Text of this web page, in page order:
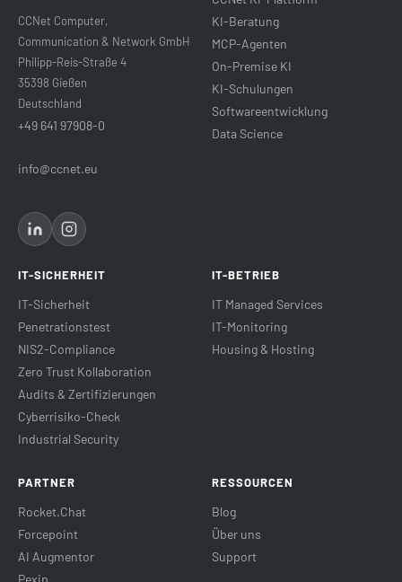
CCNet Computer,
Communication & Network GmbH
Philipp-Reis-Straße 4
35398 Gießen
Deutschland
+49 641 97908-0
info@ccnet.eu
KI-Beratung
MCP-Agenten
On-Premise KI
KI-Schulungen
Softwareentwicklung
Data Science
IT-SICHERHEIT
IT-Sicherheit
Penetrationstest
NIS2-Compliance
Zero Trust Kollaboration
Audits & Zertifizierungen
Cyberrisiko-Check
Industrial Security
IT-BETRIEB
IT Managed Services
IT-Monitoring
Housing & Hosting
PARTNER
Rocket.Chat
Forcepoint
AI Augmentor
Pexip
RESSOURCEN
Blog
Über uns
Support